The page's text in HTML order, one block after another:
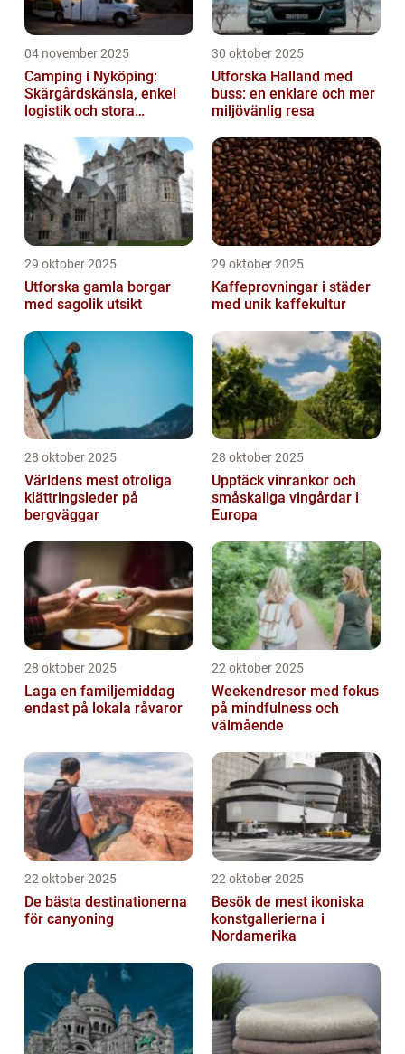
04 november 2025
Camping i Nyköping:
Skärgårdskänsla, enkel
logistik och stora
30 oktober 2025
Utforska Halland med
buss: en enklare och mer
miljövänlig resa
29 oktober 2025
Utforska gamla borgar
med sagolik utsikt
29 oktober 2025
Kaffeprovningar i städer
med unik kaffekultur
28 oktober 2025
Världens mest otroliga
klättringsleder på
bergväggar
28 oktober 2025
Upptäck vinrankor och
småskaliga vingårdar i
Europa
28 oktober 2025
Laga en familjemiddag
endast på lokala råvaror
22 oktober 2025
Weekendresor med fokus
på mindfulness och
välmående
22 oktober 2025
De bästa destinationerna
för canyoning
22 oktober 2025
Besök de mest ikoniska
konstgallerierna i
Nordamerika